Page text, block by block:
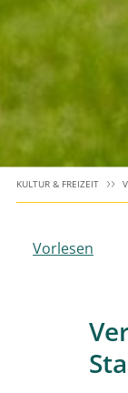
KULTUR & FREIZEIT
Vorlesen